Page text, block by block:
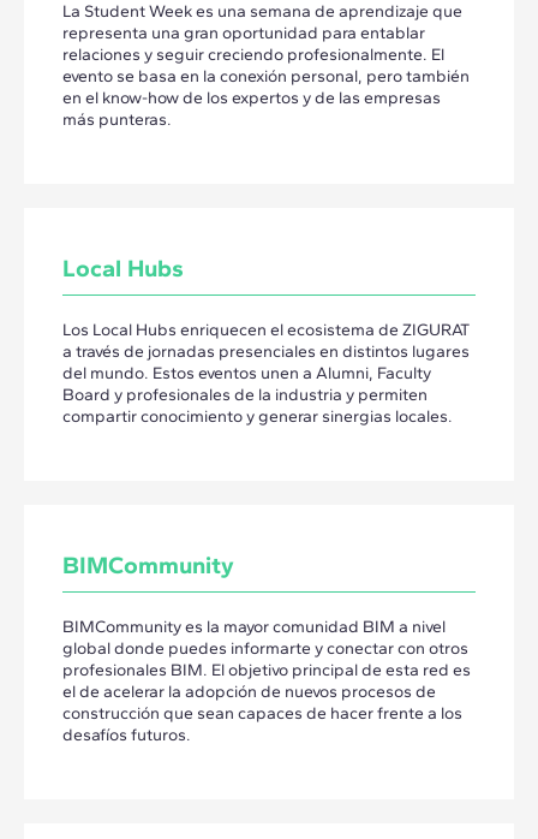
La Student Week es una semana de aprendizaje que
representa una gran oportunidad para entablar
relaciones y seguir creciendo profesionalmente. El
evento se basa en la conexión personal, pero también
en el know-how de los expertos y de las empresas
más punteras.
Local Hubs
Los Local Hubs enriquecen el ecosistema de ZIGURAT
a través de jornadas presenciales en distintos lugares
del mundo. Estos eventos unen a Alumni, Faculty
Board y profesionales de la industria y permiten
compartir conocimiento y generar sinergias locales.
BIMCommunity
BIMCommunity es la mayor comunidad BIM a nivel
global donde puedes informarte y conectar con otros
profesionales BIM. El objetivo principal de esta red es
el de acelerar la adopción de nuevos procesos de
construcción que sean capaces de hacer frente a los
desafíos futuros.